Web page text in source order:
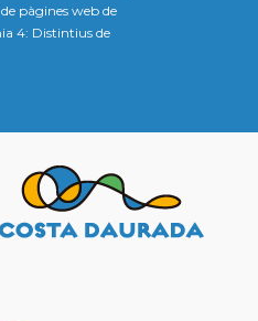
pàgines web de
4: Distintius de